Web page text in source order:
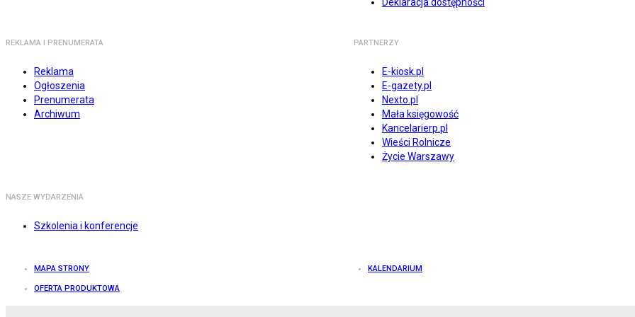
REKLAMA I PRENUMERATA
Reklama
Ogłoszenia
Prenumerata
Archiwum
PARTNERZY
E-kiosk.pl
E-gazety.pl
Nexto.pl
Mała księgowość
Kancelarierp.pl
Wieści Rolnicze
Życie Warszawy
NASZE WYDARZENIA
Szkolenia i konferencje
MAPA STRONY KALENDARIUM
OFERTA PRODUKTOWA